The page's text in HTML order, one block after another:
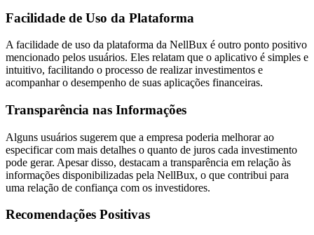
Facilidade de Uso da Plataforma
A facilidade de uso da plataforma da NellBux é outro ponto positivo
mencionado pelos usuários. Eles relatam que o aplicativo é simples e
intuitivo, facilitando o processo de realizar investimentos e
acompanhar o desempenho de suas aplicações financeiras.
Transparência nas Informações
Alguns usuários sugerem que a empresa poderia melhorar ao
especificar com mais detalhes o quanto de juros cada investimento
pode gerar. Apesar disso, destacam a transparência em relação às
informações disponibilizadas pela NellBux, o que contribui para
uma relação de confiança com os investidores.
Recomendações Positivas